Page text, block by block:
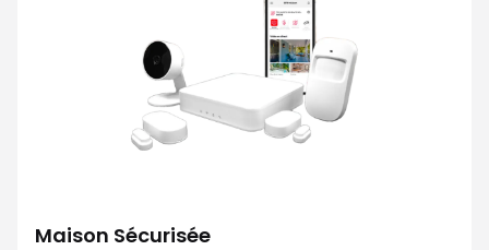
Maison Sécurisée